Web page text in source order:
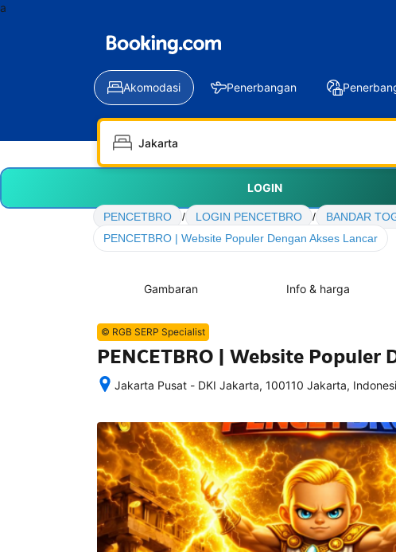
a
Akomodasi Penerbangan
LOGIN
PENCETBRO / LOGIN PENCETBRO / BANDAR
PENCETBRO | Website Populer Dengan Akses Lancar
Gambaran Info & harga
© RGB SERP Specialist
PENCETBRO | Website Populer
Jakarta Pusat - DKI Jakarta, 100110 Jakarta,
semua
rincian
akomodasi
termasuk
nomor
telepon
dan
alamat